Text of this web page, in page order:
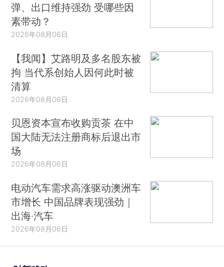
弹、出口维持强劲 受哪些因
素带动？
2026年08月06日
【我闻】艾路明及多名股东被
拘 当代系创始人因何此时被
清算
2026年08月06日
贝恩资本宣布收购贡茶 在中
国大陆无法注册商标后退出市
场
2026年08月06日
电动汽车需求高涨驱动澳洲车
市增长 中国品牌表现强劲｜
出海·汽车
2026年08月06日